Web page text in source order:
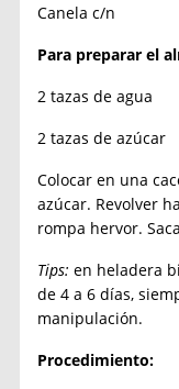
Canela c/n
Para preparar el
2 tazas de agua
2 tazas de azúcar
Colocar en una
azúcar. Revolver
rompa hervor.
Tips:en heladera
de 4 a 6 días,
manipulación.
Procedimiento: